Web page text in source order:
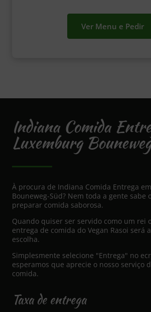
Ver Menu e Pedir
Indiana Comida
Luxemburg
À procura de Indiana Comida Entrega
Bouneweg-Süd? Nem toda a gente sabe
preparar comida saborosa.
Quando quiser ser servido como um rei
entrega de comida do Vegan Rasoi será
escolha.
Simplesmente selecione "Entrega" no
esperamos que aprecie o nosso serviço
comida.
Taxa de entrega